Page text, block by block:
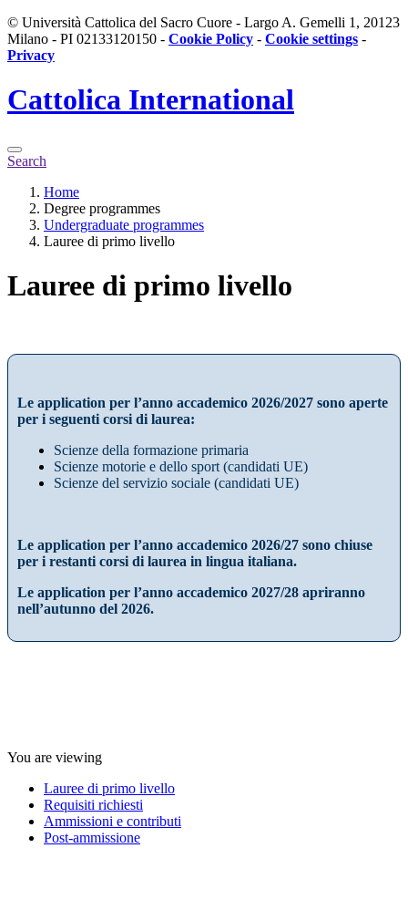
© Università Cattolica del Sacro Cuore - Largo A. Gemelli 1, 20123
Milano - PI 02133120150 - Cookie Policy - Cookie settings -
Privacy
Cattolica International
Search
Home
Degree programmes
Undergraduate programmes
Lauree di primo livello
Lauree di primo livello
Le application per l’anno accademico 2026/2027 sono aperte
per i seguenti corsi di laurea:
Scienze della formazione primaria
Scienze motorie e dello sport (candidati UE)
Scienze del servizio sociale (candidati UE)
Le application per l’anno accademico 2026/27 sono chiuse
per i restanti corsi di laurea in lingua italiana.
Le application per l’anno accademico 2027/28 apriranno
nell’autunno del 2026.
You are viewing
Lauree di primo livello
Requisiti richiesti
Ammissioni e contributi
Post-ammissione